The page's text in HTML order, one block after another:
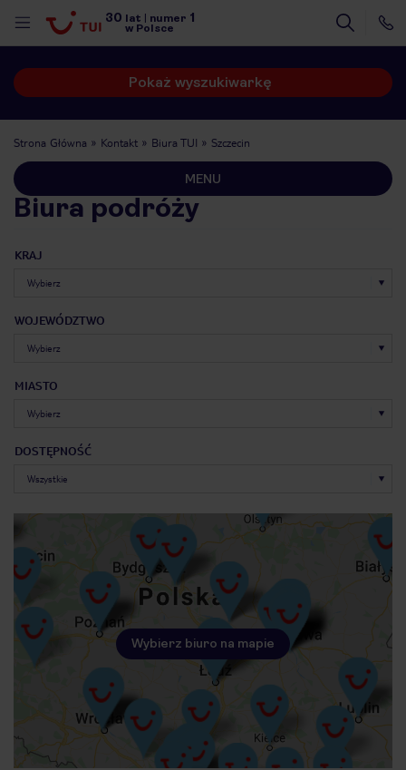
30 lat numer 1
w Polsce
Pokaż wyszukiwarkę
Strona Główna Kontakt Biura TUI Szczecin
MENU
Biura podróży
KRAJ
WOJEWÓDZTWO
MIASTO
DOSTĘPNOŚĆ
Wybierz biuro na mapie